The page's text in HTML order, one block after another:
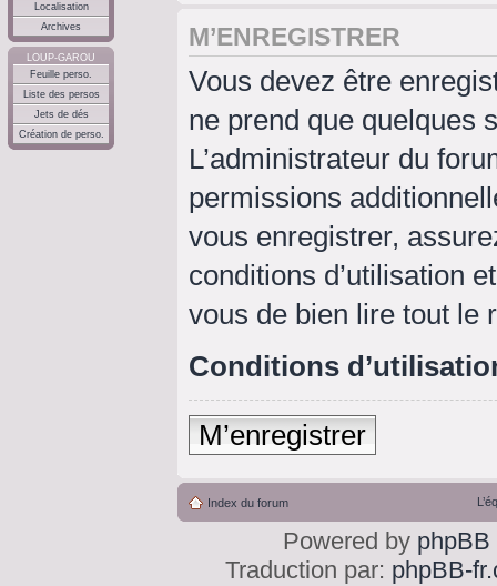
Localisation
Archives
LOUP-GAROU
Feuille perso.
Liste des persos
Jets de dés
Création de perso.
M’ENREGISTRER
Vous devez être
ne prend que quelques
L’administrateur du
permissions
vous enregistrer,
conditions d’utilisation
vous de bien lire tout le
Conditions
M’enregistrer
Index du forum
Powered by phpBB
Traduction par: phpBB-